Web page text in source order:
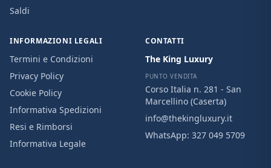
Saldi
INFORMAZIONI LEGALI
Termini e Condizioni
Privacy Policy
Cookie Policy
Informativa Spedizioni
Resi e Rimborsi
Informativa Legale
CONTATTI
The King Luxury
PUNTO VENDITA
Corso Italia n. 281 - San
Marcellino (Caserta)
info@thekingluxury.it
WhatsApp: 327 049 5709